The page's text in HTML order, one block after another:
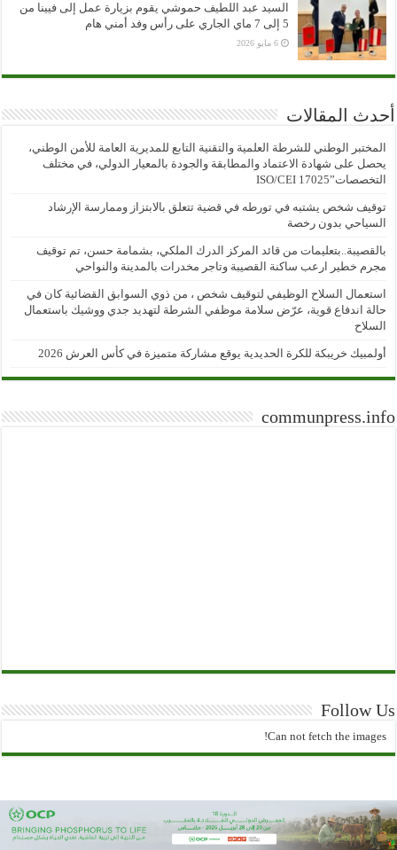
السيد عبد اللطيف حموشي يقوم بزيارة عمل إلى فيينا من
5 إلى 7 ماي الجاري على رأس وفد أمني هام
6 مايو 2026
أحدث المقالات
المختبر الوطني للشرطة العلمية والتقنية التابع للمديرية العامة للأمن الوطني،
يحصل على شهادة الاعتماد والمطابقة والجودة بالمعيار الدولي، في مختلف
التخصصات”ISO/CEI 17025
توقيف شخص يشتبه في تورطه في قضية تتعلق بالابتزاز وممارسة الإرشاد
السياحي بدون رخصة
بالقصيبة..بتعليمات من قائد المركز الدرك الملكي، بشمامة حسن، تم توقيف
مجرم خطير ارعب ساكنة القصيبة وتاجر مخدرات بالمدينة والنواحي
استعمال السلاح الوظيفي لتوقيف شخص ، من ذوي السوابق القضائية كان في
حالة اندفاع قوية، عرّض سلامة موظفي الشرطة لتهديد جدي ووشيك باستعمال
السلاح
أولمبيك خريبكة للكرة الحديدية يوقع مشاركة متميزة في كأس العرش 2026
communpress.info
Follow Us
Can not fetch the images!